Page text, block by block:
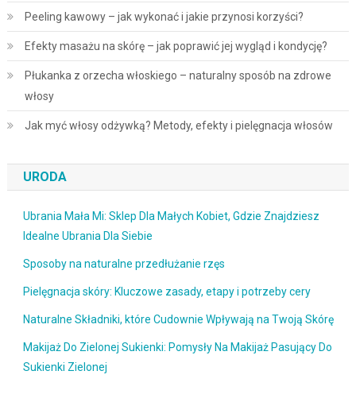
Peeling kawowy – jak wykonać i jakie przynosi korzyści?
Efekty masażu na skórę – jak poprawić jej wygląd i kondycję?
Płukanka z orzecha włoskiego – naturalny sposób na zdrowe
włosy
Jak myć włosy odżywką? Metody, efekty i pielęgnacja włosów
URODA
Ubrania Mała Mi: Sklep Dla Małych Kobiet, Gdzie Znajdziesz
Idealne Ubrania Dla Siebie
Sposoby na naturalne przedłużanie rzęs
Pielęgnacja skóry: Kluczowe zasady, etapy i potrzeby cery
Naturalne Składniki, które Cudownie Wpływają na Twoją Skórę
Makijaż Do Zielonej Sukienki: Pomysły Na Makijaż Pasujący Do
Sukienki Zielonej